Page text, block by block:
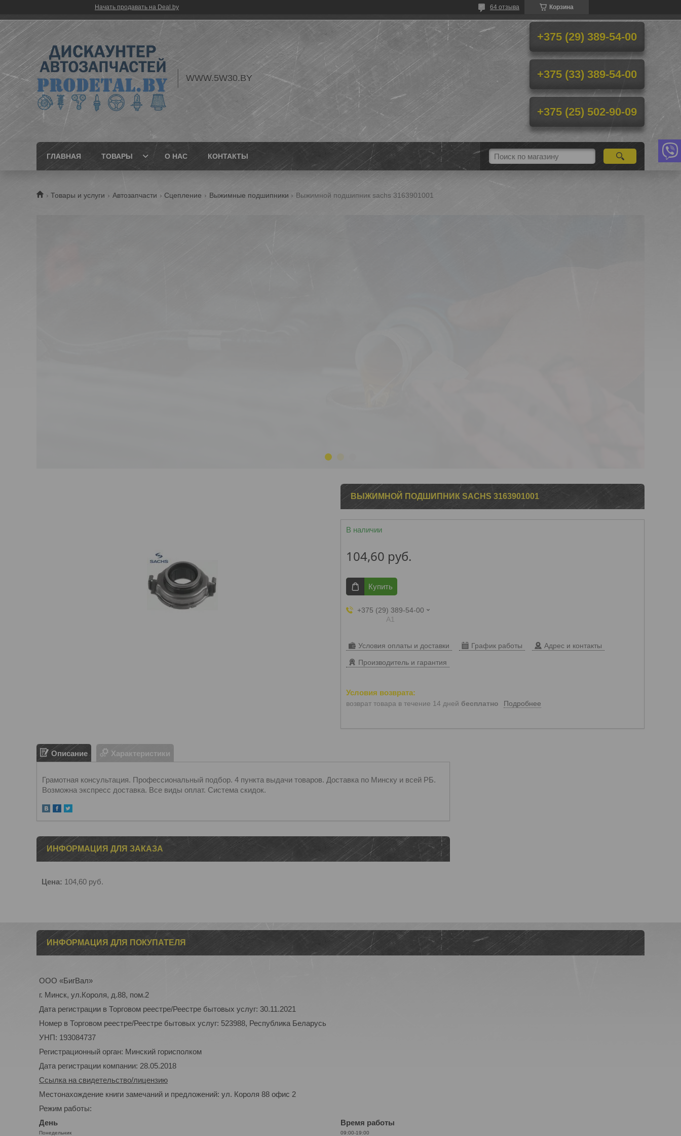
Начать продавать на Deal.by Корзина
64 отзыва
WWW.5W30.BY
+375 (29) 389-54-00
+375 (33) 389-54-00
+375 (25) 502-90-09
ГЛАВНАЯ ТОВАРЫ О НАС КОНТАКТЫ
Товары и услуги Автозапчасти Сцепление Выжимные подшипники Выжимной подшипник sachs 3163901001
ВЫЖИМНОЙ ПОДШИПНИК SACHS 3163901001
В наличии
104,60 руб.
Купить
+375 (29) 389-54-00
А1
Условия оплаты и доставки График работы Адрес и контакты
Производитель и гарантия
возврат товара в течение 14 дней бесплатно Подробнее
Описание Характеристики
Грамотная консультация. Профессиональный подбор. 4 пункта выдачи товаров. Доставка по Минску и всей РБ.
Возможна экспресс доставка. Все виды оплат. Система скидок.
ИНФОРМАЦИЯ ДЛЯ ЗАКАЗА
Цена: 104,60 руб.
ИНФОРМАЦИЯ ДЛЯ ПОКУПАТЕЛЯ
ООО «БигВал»
г. Минск, ул.Короля, д.88, пом.2
Дата регистрации в Торговом реестре/Реестре бытовых услуг: 30.11.2021
Номер в Торговом реестре/Реестре бытовых услуг: 523988, Республика Беларусь
УНП: 193084737
Регистрационный орган: Минский горисполком
Дата регистрации компании: 28.05.2018
Ссылка на свидетельство/лицензию
Местонахождение книги замечаний и предложений: ул. Короля 88 офис 2
Режим работы:
День
Время работы
Понедельник 09:00-19:00